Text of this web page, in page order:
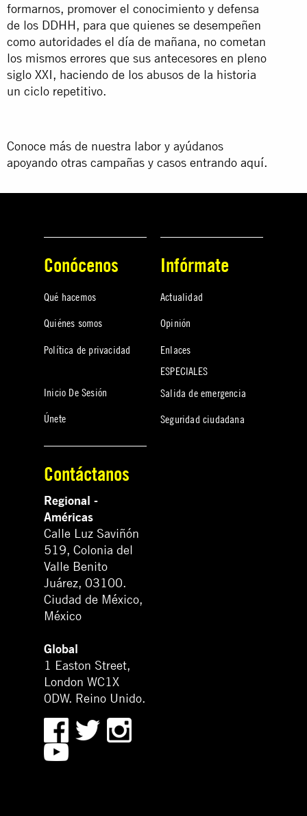
formarnos, promover el conocimiento y defensa
de los DDHH, para que quienes se desempeñen
como autoridades el día de mañana, no cometan
los mismos errores que sus antecesores en pleno
siglo XXI, haciendo de los abusos de la historia
un ciclo repetitivo.
Conoce más de nuestra labor y ayúdanos
apoyando otras campañas y casos entrando aquí.
Conócenos
Qué hacemos
Quiénes somos
Política de privacidad
Inicio De Sesión
Únete
Infórmate
Actualidad
Opinión
Enlaces
ESPECIALES
Salida de emergencia
Seguridad ciudadana
Contáctanos
Regional -
Américas
Calle Luz Saviñón
519, Colonia del
Valle Benito
Juárez, 03100.
Ciudad de México,
México
Global
1 Easton Street,
London WC1X
0DW. Reino Unido.